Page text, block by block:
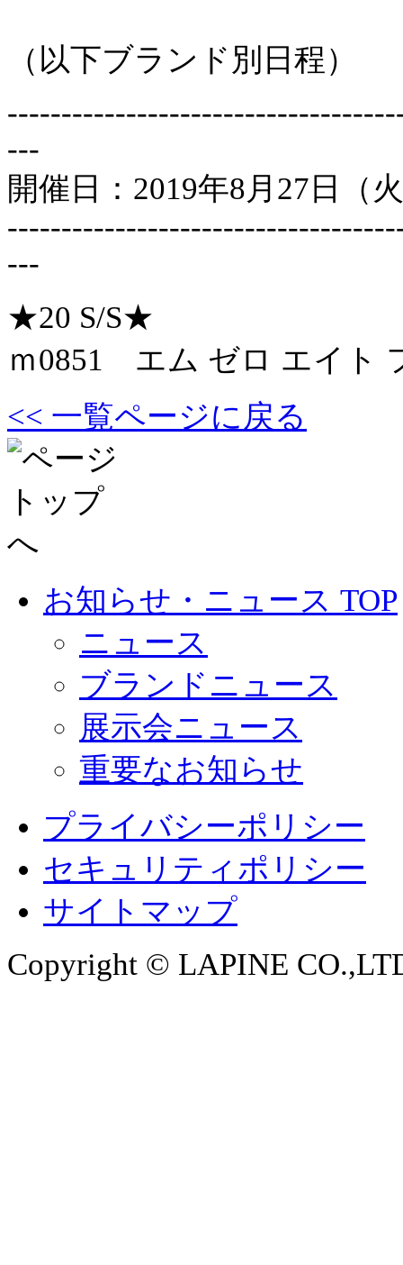
（以下ブランド別日程）
---
開催日：2019年8月27日（
---
★20 S/S★
ｍ0851 エム ゼロ エイト
<< 一覧ページに戻る
お知らせ・ニュース TOP
ニュース
ブランドニュース
展示会ニュース
重要なお知らせ
プライバシーポリシー
セキュリティポリシー
サイトマップ
Copyright © LAPINE